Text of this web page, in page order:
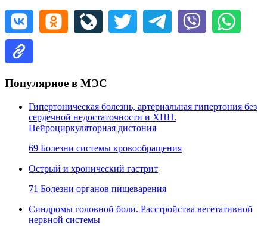
Популярное в МЭС
Гипертоническая болезнь, артериальная гипертония без
сердечной недостаточности и ХПН.
Нейроциркуляторная дистония
69 Болезни системы кровообращения
Острый и хронический гастрит
71 Болезни органов пищеварения
Синдромы головной боли. Расстройства вегетативной
нервной системы